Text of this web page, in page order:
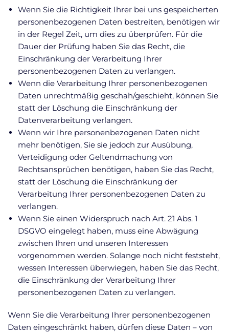
Wenn Sie die Richtigkeit Ihrer bei uns gespeicherten
personenbezogenen Daten bestreiten, benötigen wir
in der Regel Zeit, um dies zu überprüfen. Für die
Dauer der Prüfung haben Sie das Recht, die
Einschränkung der Verarbeitung Ihrer
personenbezogenen Daten zu verlangen.
Wenn die Verarbeitung Ihrer personenbezogenen
Daten unrechtmäßig geschah/geschieht, können Sie
statt der Löschung die Einschränkung der
Datenverarbeitung verlangen.
Wenn wir Ihre personenbezogenen Daten nicht
mehr benötigen, Sie sie jedoch zur Ausübung,
Verteidigung oder Geltendmachung von
Rechtsansprüchen benötigen, haben Sie das Recht,
statt der Löschung die Einschränkung der
Verarbeitung Ihrer personenbezogenen Daten zu
verlangen.
Wenn Sie einen Widerspruch nach Art. 21 Abs. 1
DSGVO eingelegt haben, muss eine Abwägung
zwischen Ihren und unseren Interessen
vorgenommen werden. Solange noch nicht feststeht,
wessen Interessen überwiegen, haben Sie das Recht,
die Einschränkung der Verarbeitung Ihrer
personenbezogenen Daten zu verlangen.
Wenn Sie die Verarbeitung Ihrer personenbezogenen
Daten eingeschränkt haben, dürfen diese Daten – von